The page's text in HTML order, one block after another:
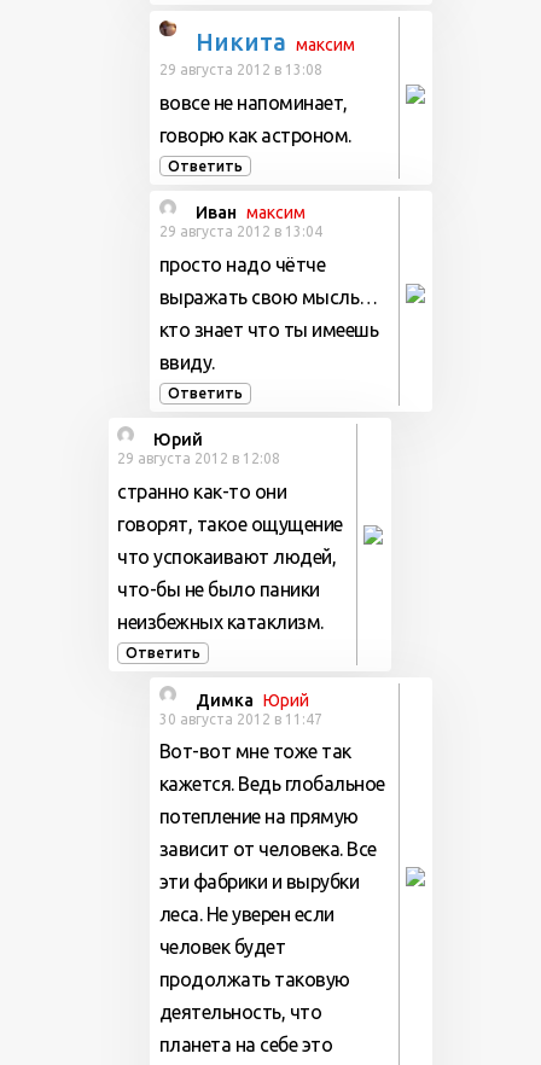
Никита максим
29 августа 2012 в 13:08
вовсе не напоминает,
говорю как астроном.
Ответить
Иван максим
29 августа 2012 в 13:04
просто надо чётче
выражать свою мысль…
кто знает что ты имеешь
ввиду.
Ответить
Юрий
29 августа 2012 в 12:08
странно как-то они
говорят, такое ощущение
что успокаивают людей,
что-бы не было паники
неизбежных катаклизм.
Ответить
Димка Юрий
30 августа 2012 в 11:47
Вот-вот мне тоже так
кажется. Ведь глобальное
потепление на прямую
зависит от человека. Все
эти фабрики и вырубки
леса. Не уверен если
человек будет
продолжать таковую
деятельность, что
планета на себе это